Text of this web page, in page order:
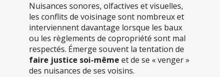
Nuisances sonores, olfactives et visuelles,
les conflits de voisinage sont nombreux et
interviennent davantage lorsque les baux
ou les règlements de copropriété sont mal
respectés. Émerge souvent la tentation de
faire justice soi-même et de se « venger »
des nuisances de ses voisins.